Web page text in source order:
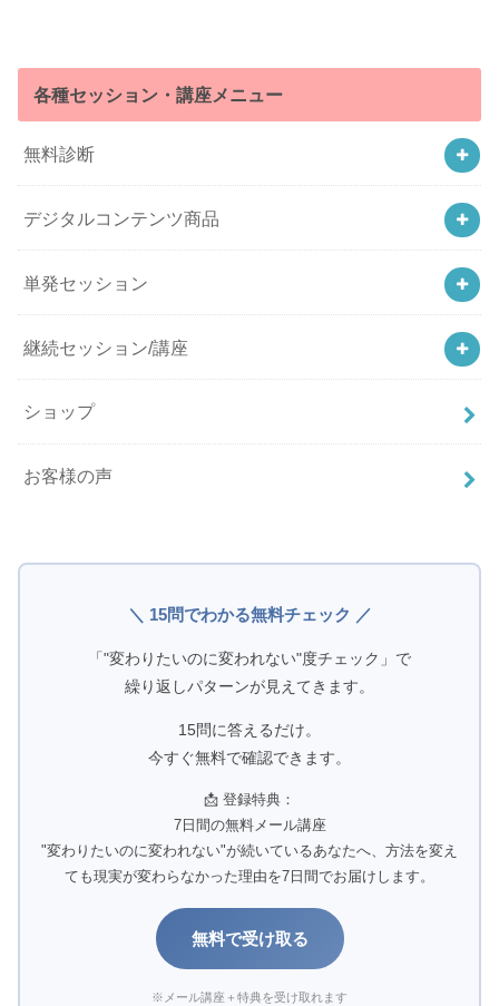
各種セッション・講座メニュー
無料診断
デジタルコンテンツ商品
単発セッション
継続セッション/講座
ショップ
お客様の声
＼ 15問でわかる無料チェック ／
「"変わりたいのに変われない"度チェック」で
繰り返しパターンが見えてきます。
15問に答えるだけ。
今すぐ無料で確認できます。
📩 登録特典：
7日間の無料メール講座
"変わりたいのに変われない"が続いているあなたへ、方法を変え
ても現実が変わらなかった理由を7日間でお届けします。
無料で受け取る
※メール講座＋特典を受け取れます